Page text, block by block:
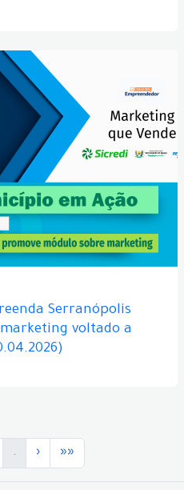
Serranópolis
voltado a
. › »»